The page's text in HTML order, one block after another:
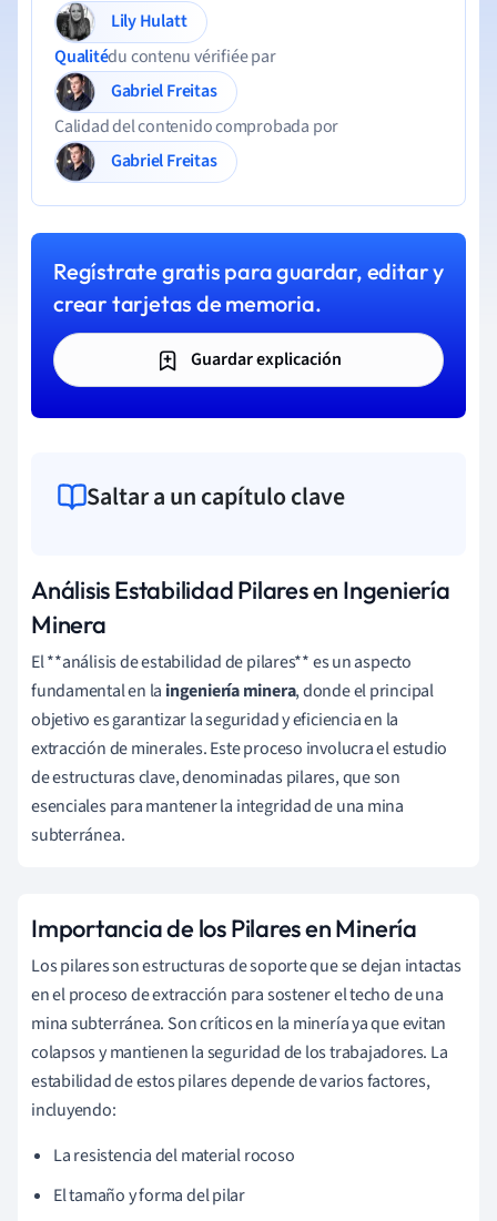
Lily Hulatt
Qualitédu contenu vérifiée par
Gabriel Freitas
Calidad del contenido comprobada por
Gabriel Freitas
Regístrate gratis para guardar, editar y
crear tarjetas de memoria.
Guardar explicación
Saltar a un capítulo clave
Análisis Estabilidad Pilares en Ingeniería
Minera
El **análisis de estabilidad de pilares** es un aspecto
fundamental en la ingeniería minera, donde el principal
objetivo es garantizar la seguridad y eficiencia en la
extracción de minerales. Este proceso involucra el estudio
de estructuras clave, denominadas pilares, que son
esenciales para mantener la integridad de una mina
subterránea.
Importancia de los Pilares en Minería
Los pilares son estructuras de soporte que se dejan intactas
en el proceso de extracción para sostener el techo de una
mina subterránea. Son críticos en la minería ya que evitan
colapsos y mantienen la seguridad de los trabajadores. La
estabilidad de estos pilares depende de varios factores,
incluyendo:
La resistencia del material rocoso
El tamaño y forma del pilar